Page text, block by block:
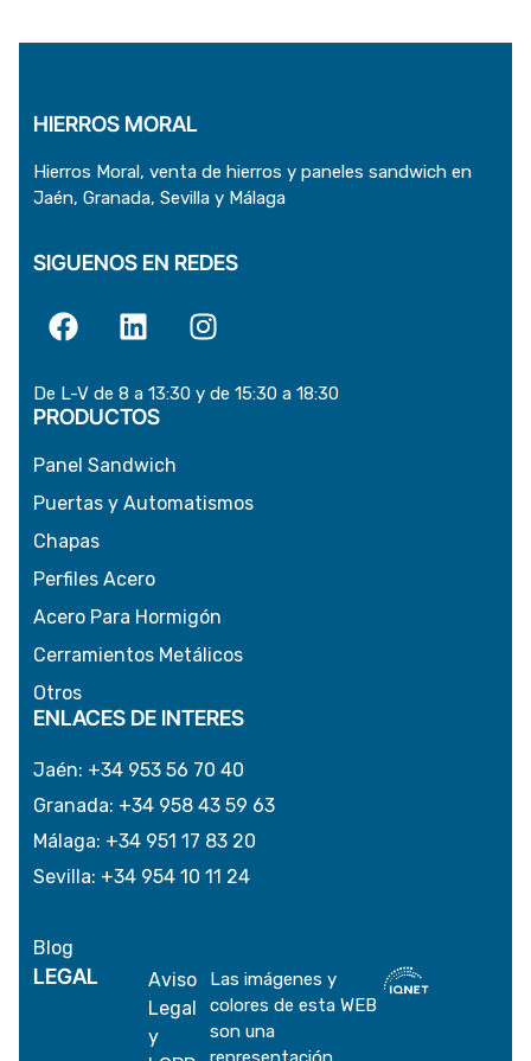
HIERROS MORAL
Hierros Moral, venta de hierros y paneles sandwich en
Jaén, Granada, Sevilla y Málaga
SIGUENOS EN REDES
De L-V de 8 a 13:30 y de 15:30 a 18:30
PRODUCTOS
Panel Sandwich
Puertas y Automatismos
Chapas
Perfiles Acero
Acero Para Hormigón
Cerramientos Metálicos
Otros
ENLACES DE INTERES
Jaén: +34 953 56 70 40
Granada: +34 958 43 59 63
Málaga: +34 951 17 83 20
Sevilla: +34 954 10 11 24
Blog
LEGAL
Aviso
Legal
y
Las imágenes y
colores de esta WEB
son una